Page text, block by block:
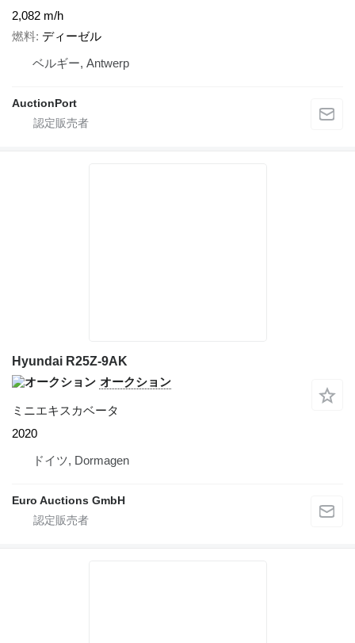
2,082 m/h
燃料 ディーゼル
ベルギー, Antwerp
AuctionPort
Hyundai R25Z-9AK
オークション
ミニエキスカベータ
2020
ドイツ, Dormagen
Euro Auctions GmbH